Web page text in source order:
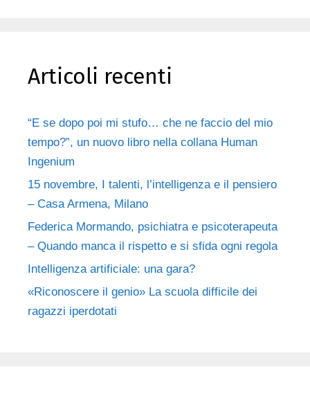
Articoli recenti
“E se dopo poi mi stufo… che ne faccio del mio
tempo?”, un nuovo libro nella collana Human
Ingenium
15 novembre, I talenti, l’intelligenza e il pensiero
– Casa Armena, Milano
Federica Mormando, psichiatra e psicoterapeuta
– Quando manca il rispetto e si sfida ogni regola
Intelligenza artificiale: una gara?
«Riconoscere il genio» La scuola difficile dei
ragazzi iperdotati